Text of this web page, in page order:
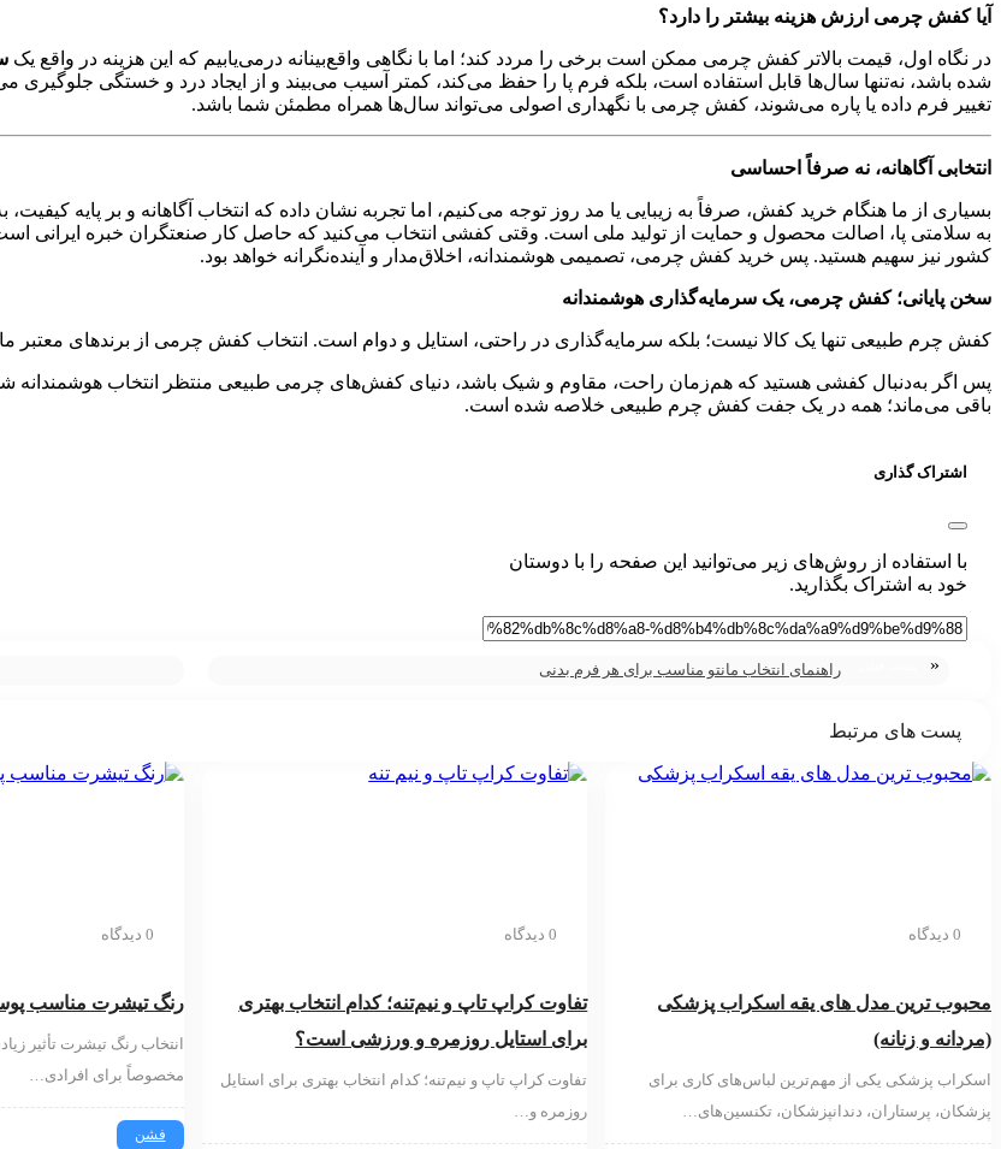
آیا کفش چرمی ارزش هزینه بیشتر را دارد؟
در نگاه اول، قیمت بالاتر کفش چرمی ممکن است برخی را مردد کند؛ اما با نگاهی واقع‌بینانه درمی‌یابیم که این هزینه در واقع یک
شده باشد، نه‌تنها سال‌ها قابل استفاده است، بلکه فرم پا را حفظ می‌کند، کمتر آسیب می‌بیند و از ایجاد درد و خستگی
تغییر فرم داده یا پاره می‌شوند، کفش چرمی با نگهداری اصولی می‌تواند سال‌ها همراه مطمئن شما باشد.
انتخابی آگاهانه، نه صرفاً احساسی
بسیاری از ما هنگام خرید کفش، صرفاً به زیبایی یا مد روز توجه می‌کنیم، اما تجربه نشان داده که انتخاب آگاهانه و بر پایه
به سلامتی پا، اصالت محصول و حمایت از تولید ملی است. وقتی کفشی انتخاب می‌کنید که حاصل کار صنعتگران خبره ایرانی
کشور نیز سهیم هستید. پس خرید کفش چرمی، تصمیمی هوشمندانه، اخلاق‌مدار و آینده‌نگرانه خواهد بود.
سخن پایانی؛ کفش چرمی، یک سرمایه‌گذاری هوشمندانه
کفش چرم طبیعی تنها یک کالا نیست؛ بلکه سرمایه‌گذاری در راحتی، استایل و دوام است. انتخاب کفش چرمی از برندهای معتبر
پس اگر به‌دنبال کفشی هستید که هم‌زمان راحت، مقاوم و شیک باشد، دنیای کفش‌های چرمی طبیعی منتظر انتخاب
باقی می‌ماند؛ همه در یک جفت کفش چرم طبیعی خلاصه شده است.
اشتراک گذاری
با استفاده از روش‌های زیر می‌توانید این صفحه را با دوستان
خود به اشتراک بگذارید.
« راهنمای انتخاب مانتو مناسب برای هر فرم بدنی
پست های مرتبط
0 دیدگاه
محبوب ترین مدل های یقه اسکراب پزشکی
(مردانه و زنانه)
اسکراب پزشکی یکی از مهم‌ترین لباس‌های کاری برای
پزشکان، پرستاران، دندانپزشکان، تکنسین‌های…
0 دیدگاه
تفاوت کراپ تاپ و نیم‌تنه؛ کدام انتخاب بهتری
برای استایل روزمره و ورزشی است؟
تفاوت کراپ تاپ و نیم‌تنه؛ کدام انتخاب بهتری برای استایل
روزمره و…
0 دیدگاه
رنگ تیشرت مناسب
انتخاب رنگ تیشرت تأثیر
مخصوصاً برای افرادی…
فشن